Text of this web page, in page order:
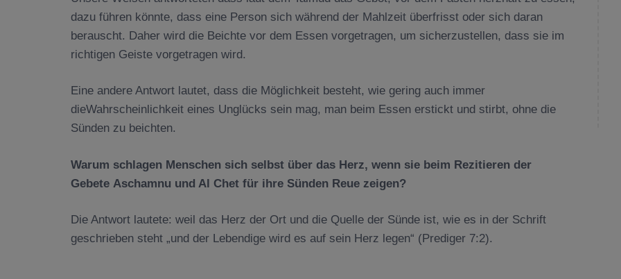
dazu führen könnte, dass eine Person sich während der Mahlzeit überfrisst oder sich daran
berauscht. Daher wird die Beichte vor dem Essen vorgetragen, um sicherzustellen, dass sie im
richtigen Geiste vorgetragen wird.
Eine andere Antwort lautet, dass die Möglichkeit besteht, wie gering auch immer
dieWahrscheinlichkeit eines Unglücks sein mag, man beim Essen erstickt und stirbt, ohne die
Sünden zu beichten.
Warum schlagen Menschen sich selbst über das Herz, wenn sie beim Rezitieren der
Gebete Aschamnu und Al Chet für ihre Sünden Reue zeigen?
Die Antwort lautete: weil das Herz der Ort und die Quelle der Sünde ist, wie es in der Schrift
geschrieben steht „und der Lebendige wird es auf sein Herz legen“ (Prediger 7:2).